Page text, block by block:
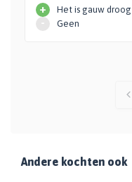
+ Het is gauw droog
- Geen
Andere kochten ook